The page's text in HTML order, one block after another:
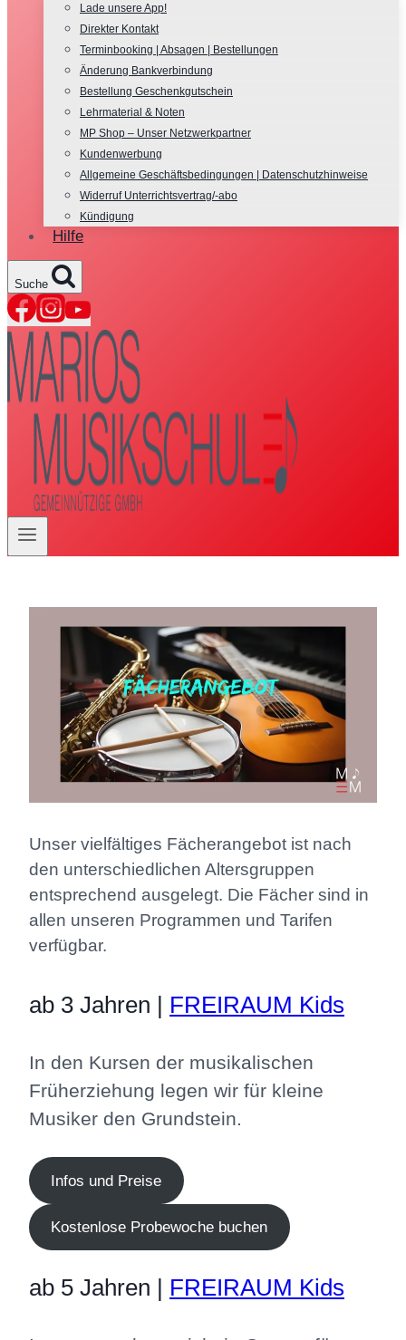
Lade unsere App!
Direkter Kontakt
Terminbooking | Absagen | Bestellungen
Änderung Bankverbindung
Bestellung Geschenkgutschein
Lehrmaterial & Noten
MP Shop – Unser Netzwerkpartner
Kundenwerbung
Allgemeine Geschäftsbedingungen | Datenschutzhinweise
Widerruf Unterrichtsvertrag/-abo
Kündigung
Hilfe
Suche
Unser vielfältiges Fächerangebot ist nach
den unterschiedlichen Altersgruppen
entsprechend ausgelegt. Die Fächer sind in
allen unseren Programmen und Tarifen
verfügbar.
ab 3 Jahren | FREIRAUM Kids
In den Kursen der musikalischen
Früherziehung legen wir für kleine
Musiker den Grundstein.
Infos und Preise
Kostenlose Probewoche buchen
ab 5 Jahren | FREIRAUM Kids